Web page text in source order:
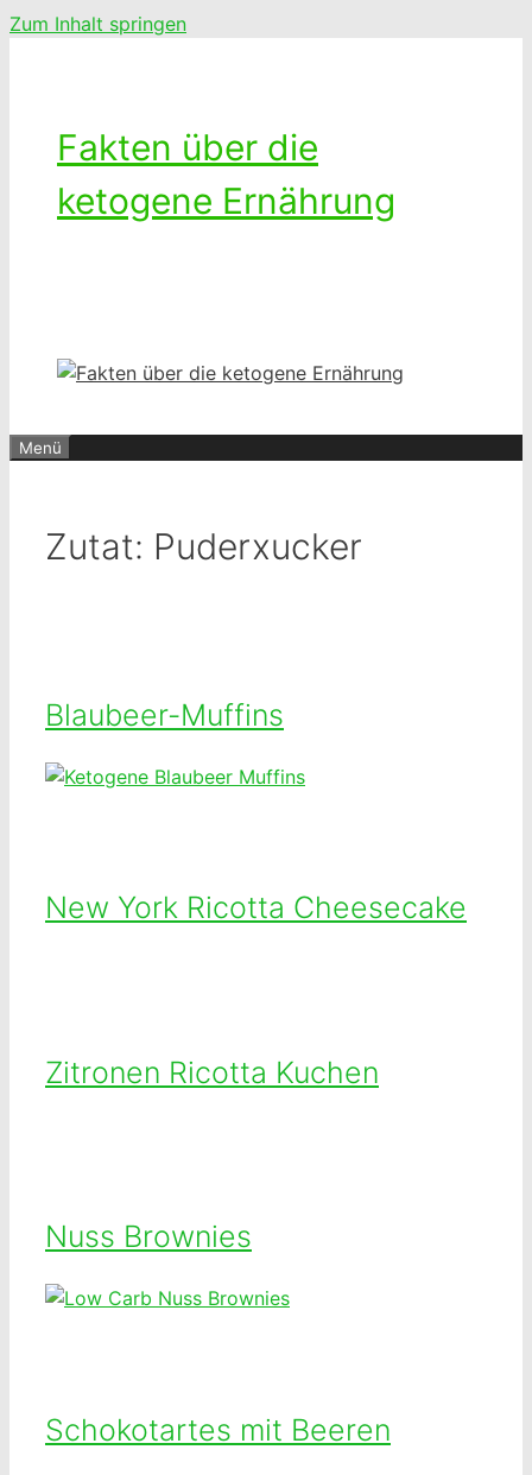
Zum Inhalt springen
Fakten über die
ketogene Ernährung
Menü
Zutat: Puderxucker
Blaubeer-Muffins
New York Ricotta Cheesecake
Zitronen Ricotta Kuchen
Nuss Brownies
Schokotartes mit Beeren